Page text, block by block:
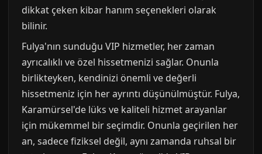
dikkat çeken kibar hanım seçenekleri olarak
bilinir.
Fulya'nın sunduğu VIP hizmetler, her zaman
ayrıcalıklı ve özel hissetmenizi sağlar. Onunla
birlikteyken, kendinizi önemli ve değerli
hissetmeniz için her ayrıntı düşünülmüştür. Fulya,
Karamürsel'de lüks ve kaliteli hizmet arayanlar
için mükemmel bir seçimdir. Onunla geçirilen her
an, sadece fiziksel değil, aynı zamanda ruhsal bir